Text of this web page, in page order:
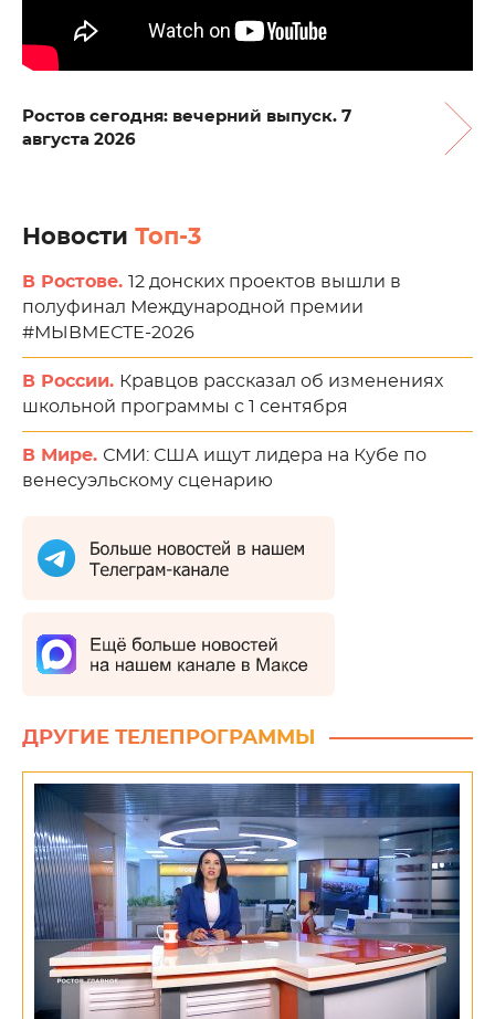
Ростов сегодня: вечерний выпуск. 7
августа 2026
Новости Топ-3
В Ростове. 12 донских проектов вышли в
полуфинал Международной премии
#МЫВМЕСТЕ-2026
В России. Кравцов рассказал об изменениях
школьной программы с 1 сентября
В Мире. СМИ: США ищут лидера на Кубе по
венесуэльскому сценарию
ДРУГИЕ ТЕЛЕПРОГРАММЫ